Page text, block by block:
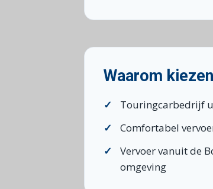
Waarom
Touringcarbedrijf
Comfortabel
Vervoer vanuit de
omgeving